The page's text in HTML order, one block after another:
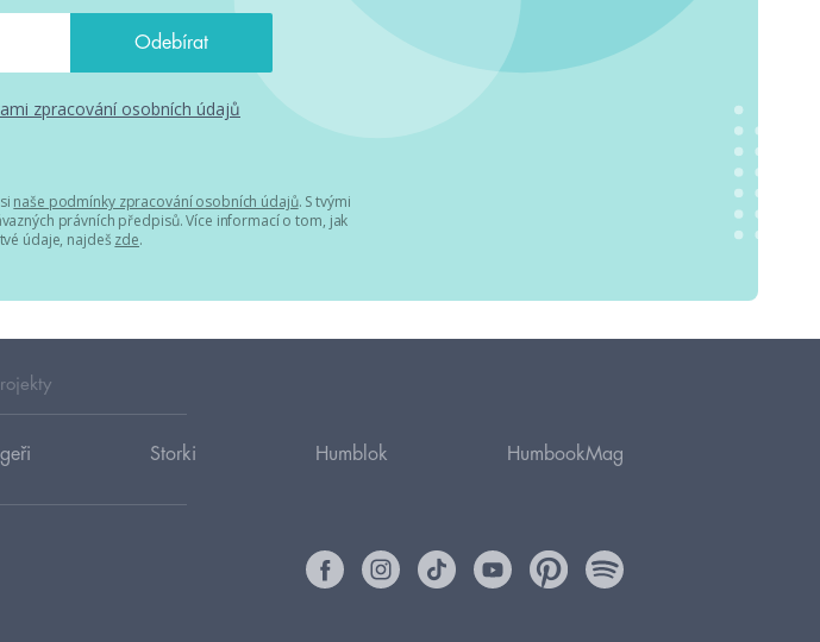
zpracování osobních údajů
naše podmínky zpracování osobních údajů. S tvými
právních předpisů. Více informací o tom, jak
údaje, najdeš zde.
Storki Humblok HumbookMag